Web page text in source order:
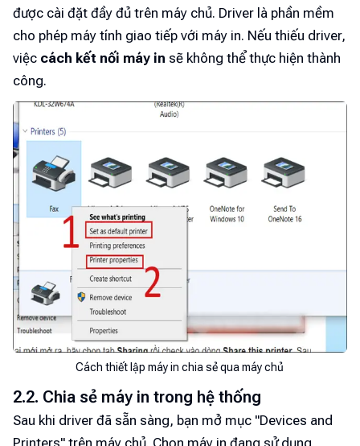
được cài đặt đầy đủ trên máy chủ. Driver là phần mềm
cho phép máy tính giao tiếp với máy in. Nếu thiếu driver,
việc cách kết nối máy in sẽ không thể thực hiện thành
công.
Cách thiết lập máy in chia sẻ qua máy chủ
2.2. Chia sẻ máy in trong hệ thống
Sau khi driver đã sẵn sàng, bạn mở mục "Devices and